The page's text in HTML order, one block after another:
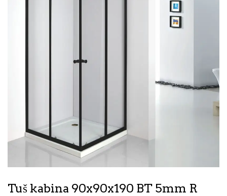
Tuš kabina 90x90x190 BT 5mm R